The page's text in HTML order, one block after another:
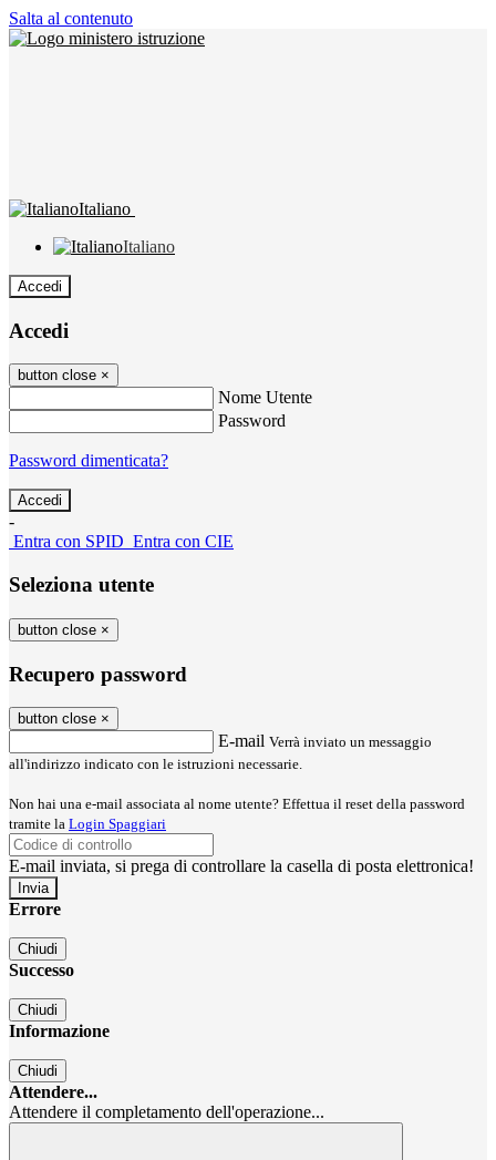
Salta al contenuto
Italiano
Italiano
Accedi
Accedi
button close ×
Nome Utente
Password
Password dimenticata?
-
Entra con SPID Entra con CIE
Seleziona utente
button close ×
Recupero password
button close ×
E-mail Verrà inviato un messaggio
all'indirizzo indicato con le istruzioni necessarie.
Non hai una e-mail associata al nome utente? Effettua il reset della password
tramite la Login Spaggiari
E-mail inviata, si prega di controllare la casella di posta elettronica!
Errore
Chiudi
Successo
Chiudi
Informazione
Chiudi
Attendere...
Attendere il completamento dell'operazione...